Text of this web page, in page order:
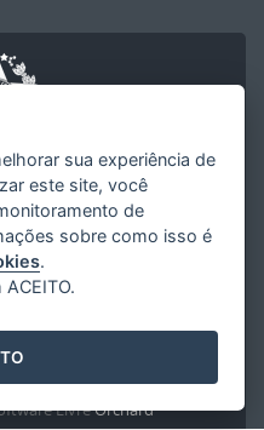
ESPÍRITO SANTO
Humanos (SEGER)
Espírito Santo
pelo
LivreOrchard
sua experiência de
este site, você
de
sobre como isso é
.